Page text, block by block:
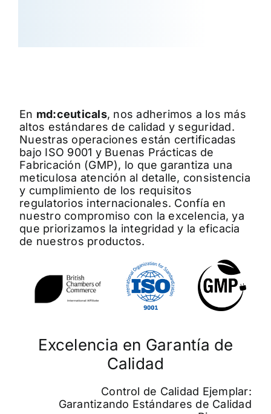
En md:ceuticals, nos adherimos a los más
altos estándares de calidad y seguridad.
Nuestras operaciones están certificadas
bajo ISO 9001 y Buenas Prácticas de
Fabricación (GMP), lo que garantiza una
meticulosa atención al detalle, consistencia
y cumplimiento de los requisitos
regulatorios internacionales. Confía en
nuestro compromiso con la excelencia, ya
que priorizamos la integridad y la eficacia
de nuestros productos.
Excelencia en Garantía de
Calidad
Control de Calidad Ejemplar:
Garantizando Estándares de Calidad